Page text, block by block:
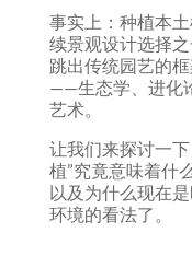
事实上：种植本
续景观设计选择
跳出传统园艺的
——生态学、进化
艺术。
让我们来探讨一
植”究竟意味着什
以及为什么现在
环境的看法了。